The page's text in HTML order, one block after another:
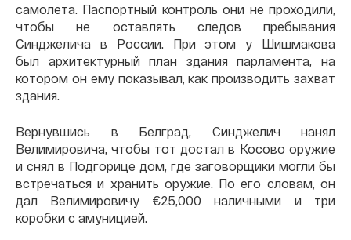
самолета. Паспортный контроль они не проходили,
чтобы не оставлять следов пребывания
Синджелича в России. При этом у Шишмакова
был архитектурный план здания парламента, на
котором он ему показывал, как производить захват
здания.
Вернувшись в Белград, Синджелич нанял
Велимировича, чтобы тот достал в Косово оружие
и снял в Подгорице дом, где заговорщики могли бы
встречаться и хранить оружие. По его словам, он
дал Велимировичу €25,000 наличными и три
коробки с амуницией.